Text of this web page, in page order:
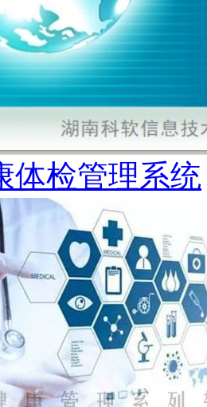
体检管理系统